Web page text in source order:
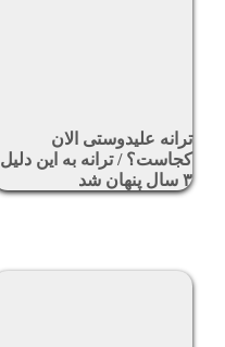
ترانه علیدوستی الان
کجاست؟ / ترانه به این دلیل
۳ سال پنهان شد